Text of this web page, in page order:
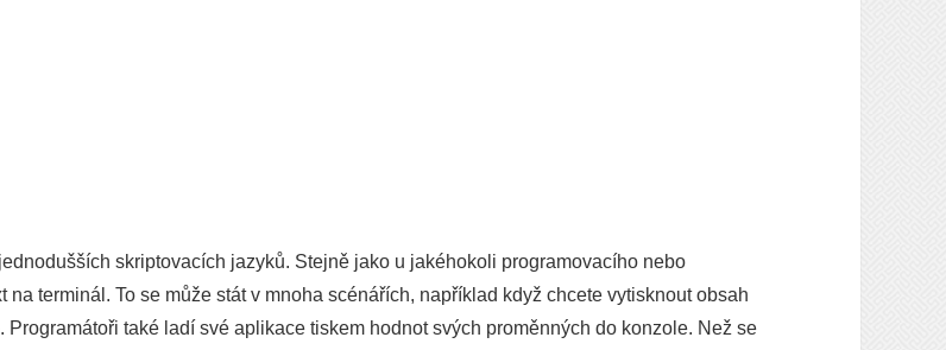
skriptovacích jazyků. Stejně jako u jakéhokoli programovacího nebo
terminál. To se může stát v mnoha scénářích, například když chcete vytisknout obsah
také ladí své aplikace tiskem hodnot svých proměnných do konzole. Než se